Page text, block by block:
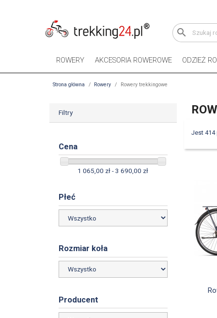
search
ROWERY AKCESORIA ROWEROWE ODZIEŻ
Strona główna Rowery Rowery trekkingowe
Filtry
Cena
1 065,00 zł - 3 690,00 zł
Płeć
Rozmiar koła
Producent
Jest 414